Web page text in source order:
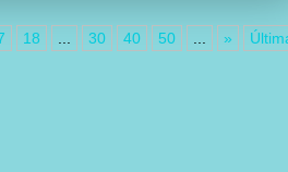
18 ... 30 40 50 ... »